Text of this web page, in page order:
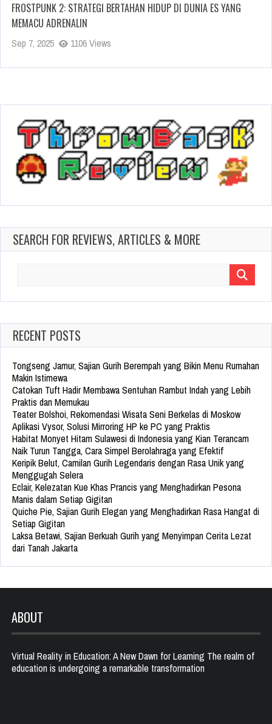
FROSTPUNK 2: STRATEGI BERTAHAN HIDUP DI DUNIA ES YANG
MEMACU ADRENALIN
Sep 7, 2025 1106 Views
SEARCH FOR REVIEWS, ARTICLES & MORE
RECENT POSTS
Tongseng Jamur, Sajian Gurih Berempah yang Bikin Menu Rumahan
Makin Istimewa
Catokan Tuft Hadir Membawa Sentuhan Rambut Indah yang Lebih
Praktis dan Memukau
Teater Bolshoi, Rekomendasi Wisata Seni Berkelas di Moskow
Aplikasi Vysor, Solusi Mirroring HP ke PC yang Praktis
Habitat Monyet Hitam Sulawesi di Indonesia yang Kian Terancam
Naik Turun Tangga, Cara Simpel Berolahraga yang Efektif
Keripik Belut, Camilan Gurih Legendaris dengan Rasa Unik yang
Menggugah Selera
Eclair, Kelezatan Kue Khas Prancis yang Menghadirkan Pesona
Manis dalam Setiap Gigitan
Quiche Pie, Sajian Gurih Elegan yang Menghadirkan Rasa Hangat di
Setiap Gigitan
Laksa Betawi, Sajian Berkuah Gurih yang Menyimpan Cerita Lezat
dari Tanah Jakarta
ABOUT
Virtual Reality in Education: A New Dawn for Learning The realm of
education is undergoing a remarkable transformation